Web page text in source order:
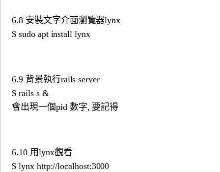
6.8 安裝文字介面瀏覽器lynx
$ sudo apt install lynx
6.9 背景執行rails server
$ rails s &
會出現一個pid 數字, 要記得
6.10 用lynx觀看
$ lynx http://localhost:3000